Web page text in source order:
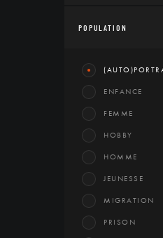
POPULATION
ENFANCE
FEMME
HOBBY
HOMME
JEUNESSE
MIGRATION
PRISON